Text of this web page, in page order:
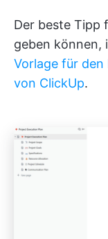
Der beste Tipp
geben können,
Vorlage für
von ClickUp.